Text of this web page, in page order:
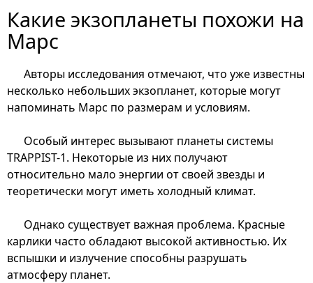
Какие экзопланеты похожи на
Марс
Авторы исследования отмечают, что уже известны
несколько небольших экзопланет, которые могут
напоминать Марс по размерам и условиям.
Особый интерес вызывают планеты системы
TRAPPIST-1. Некоторые из них получают
относительно мало энергии от своей звезды и
теоретически могут иметь холодный климат.
Однако существует важная проблема. Красные
карлики часто обладают высокой активностью. Их
вспышки и излучение способны разрушать
атмосферу планет.